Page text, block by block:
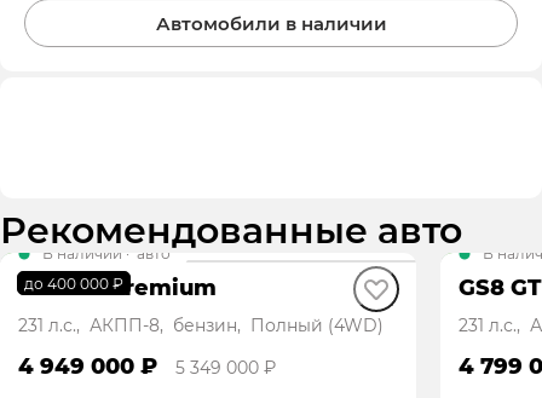
Автомобили в наличии
Рекомендованные авто
до 400 000 ₽
В наличии · авто
GS8 GX Premium
231 л.с., АКПП-8, бензин, Полный (4WD)
4 949 000 ₽ 5 349 000 ₽
В
GS8 GT
231 л.с.,
4 799